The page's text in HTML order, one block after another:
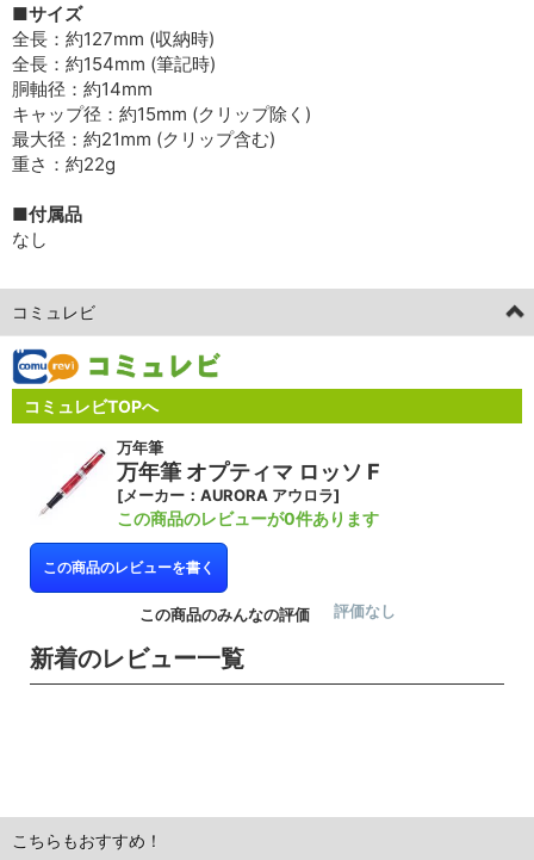
■サイズ
全長：約127mm (収納時)
全長：約154mm (筆記時)
胴軸径：約14mm
キャップ径：約15mm (クリップ除く)
最大径：約21mm (クリップ含む)
重さ：約22g
■付属品
なし
コミュレビ
コミュレビTOPへ
万年筆
万年筆 オプティマ ロッソ F
[メーカー：AURORA アウロラ]
この商品のレビューが0件あります
この商品のレビューを書く
この商品のみんなの評価 評価なし
新着のレビュー一覧
こちらもおすすめ！